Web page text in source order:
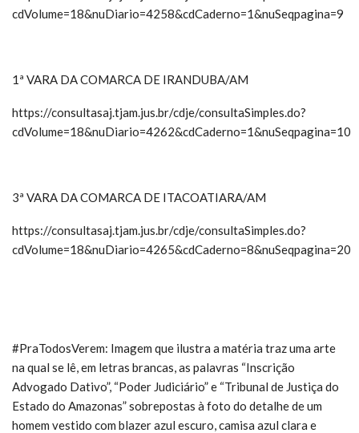
cdVolume=18&nuDiario=4258&cdCaderno=1&nuSeqpagina=9
1ª VARA DA COMARCA DE IRANDUBA/AM
https://consultasaj.tjam.jus.br/cdje/consultaSimples.do?
cdVolume=18&nuDiario=4262&cdCaderno=1&nuSeqpagina=10
3ª VARA DA COMARCA DE ITACOATIARA/AM
https://consultasaj.tjam.jus.br/cdje/consultaSimples.do?
cdVolume=18&nuDiario=4265&cdCaderno=8&nuSeqpagina=20
#PraTodosVerem: Imagem que ilustra a matéria traz uma arte
na qual se lê, em letras brancas, as palavras “Inscrição
Advogado Dativo”, “Poder Judiciário” e “Tribunal de Justiça do
Estado do Amazonas” sobrepostas à foto do detalhe de um
homem vestido com blazer azul escuro, camisa azul clara e